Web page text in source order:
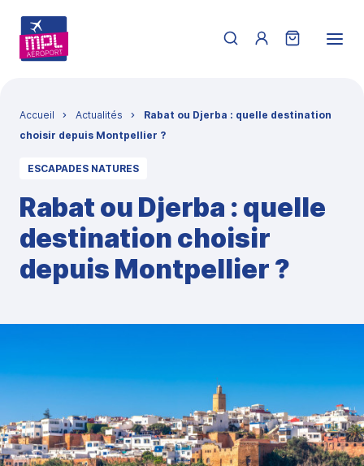
Fil d'Ariane
Accueil Actualités
Rabat ou Djerba : quelle destination
choisir depuis Montpellier ?
ESCAPADES NATURES
Rabat ou Djerba : quelle
destination choisir
depuis Montpellier ?